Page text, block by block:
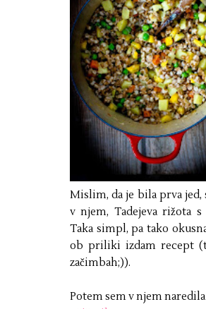
Mislim, da je bila prva jed,
v njem, Tadejeva rižota s
Taka simpl, pa tako
ob priliki izdam recept
začimbah;)).
Potem sem v njem naredila